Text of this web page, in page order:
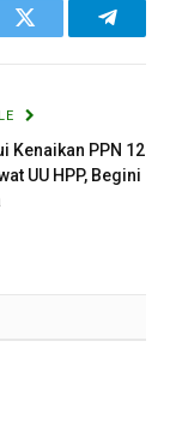
Twitter
Kenaikan PPN 12
UU HPP, Begini